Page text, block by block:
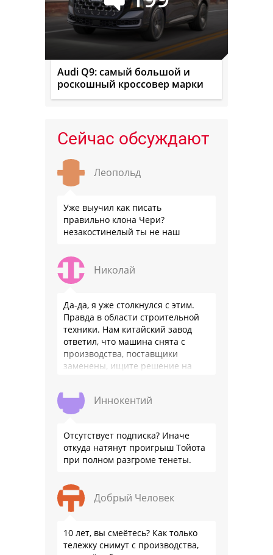
Audi Q9: самый большой и
роскошный кроссовер марки
Сейчас обсуждают
Леопольд
Уже выучил как писать
правильно клона Чери?
незакостинелый ты не наш
Николай
Да-да, я уже столкнулся с этим.
Правда в области строительной
техники. Нам китайский завод
ответил, что машина снята с
производства, поставщики
заменены, ищите решение на
официальном бланке …
Иннокентий
Отсутствует подписка? Иначе
откуда натянут проигрыш Тойота
при полном разгроме тенеты.
Добрый Человек
10 лет, вы смеётесь? Как только
тележку снимут с производства,